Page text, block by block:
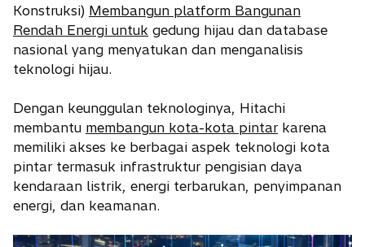
w
t
a
b
i
n
a
w
t
a
b
Konstruksi) Membangun platform Bangunan
Rendah Energi untuk gedung hijau dan database
nasional yang menyatukan dan menganalisis
teknologi hijau.
Dengan keunggulan teknologinya, Hitachi
membantu membangun kota-kota pintarkarena
memiliki akses ke berbagai aspek teknologi kota
pintar termasuk infrastruktur pengisian daya
kendaraan listrik, energi terbarukan, penyimpanan
energi, dan keamanan.